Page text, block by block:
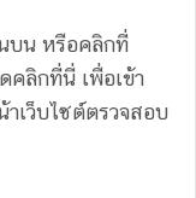
บน หรือคลิกที่
คลิกที่นี่ เพื่อเข้า
เว็บไซต์ตรวจสอบ